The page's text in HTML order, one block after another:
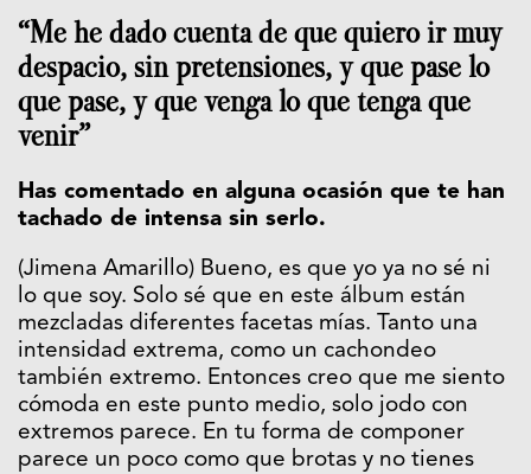
“Me he dado cuenta de que quiero ir muy
despacio, sin pretensiones, y que pase lo
que pase, y que venga lo que tenga que
venir”
Has comentado en alguna ocasión que te han
tachado de intensa sin serlo.
(Jimena Amarillo) Bueno, es que yo ya no sé ni
lo que soy. Solo sé que en este álbum están
mezcladas diferentes facetas mías. Tanto una
intensidad extrema, como un cachondeo
también extremo. Entonces creo que me siento
cómoda en este punto medio, solo jodo con
extremos parece. En tu forma de componer
parece un poco como que brotas y no tienes